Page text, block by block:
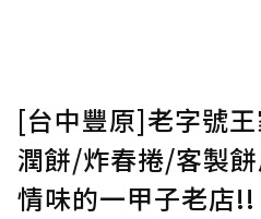
[台中豐原]老字號
潤餅/炸春捲/客製
情味的一甲子老店!!